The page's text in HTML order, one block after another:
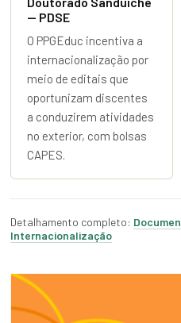
— PDSE
O PPGEduc incentiva a
internacionalização por
meio de editais que
oportunizam discentes
a conduzirem atividades
no exterior, com bolsas
CAPES.
Detalhamento completo:
Internacionalização